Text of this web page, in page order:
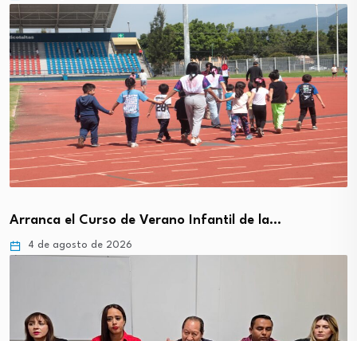
Arranca el Curso de Verano Infantil de la…
4 de agosto de 2026